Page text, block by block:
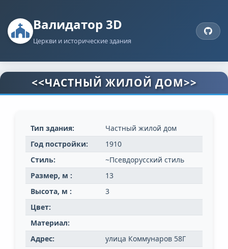
Валидатор 3D
Церкви и исторические здания
<<ЧАСТНЫЙ ЖИЛОЙ ДОМ>>
Тип здания:
Частный жилой дом
Год постройки:
1910
Стиль:
~Псевдорусский стиль
Размер, м :
13
Высота, м :
3
Цвет:
Материал:
Адрес:
улица Коммунаров 58Г